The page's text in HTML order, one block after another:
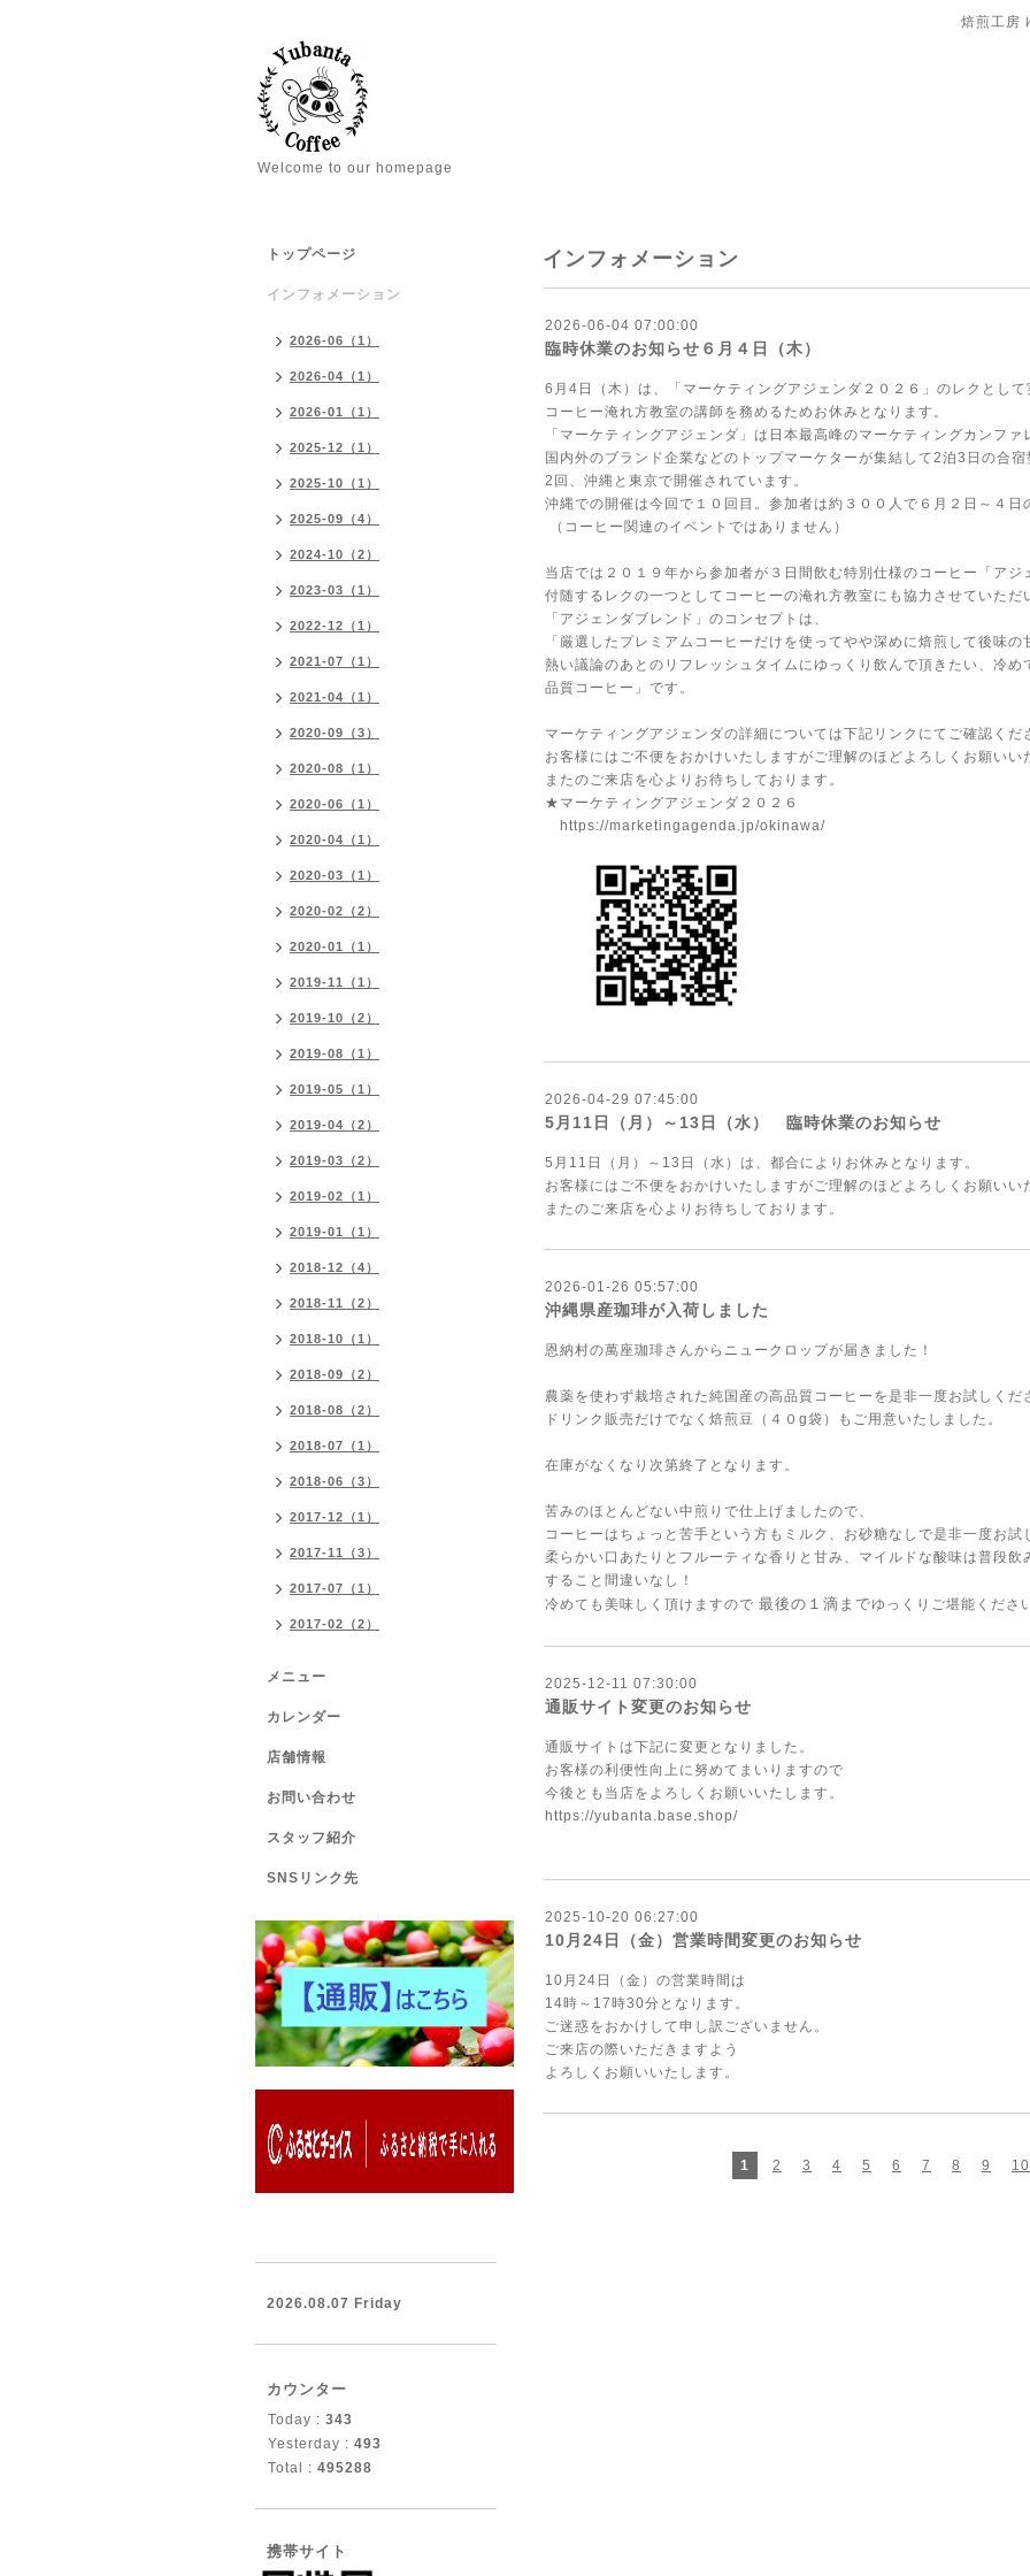
焙煎工房
Welcome to our homepage
インフォメーション
2026-06-04 07:00:00
臨時休業のお知らせ６月４日（木）
6月4日（木）は、「マーケティングアジェンダ２０２６」のレクとして
コーヒー淹れ方教室の講師を務めるためお休みとなります。
「マーケティングアジェンダ」は日本最高峰のマーケティングカンファ
国内外のブランド企業などのトップマーケターが集結して2泊3日の合
2回、沖縄と東京で開催されています。
沖縄での開催は今回で１０回目。参加者は約３００人で６月２日～４日
（コーヒー関連のイベントではありません）
当店では２０１９年から参加者が３日間飲む特別仕様のコーヒー「アジ
付随するレクの一つとしてコーヒーの淹れ方教室にも協力させていただ
「アジェンダブレンド」のコンセプトは、
「厳選したプレミアムコーヒーだけを使ってやや深めに焙煎して後味の
熱い議論のあとのリフレッシュタイムにゆっくり飲んで頂きたい、冷
品質コーヒー」です。
マーケティングアジェンダの詳細については下記リンクにてご確認くだ
お客様にはご不便をおかけいたしますがご理解のほどよろしくお願いい
またのご来店を心よりお待ちしております。
★マーケティングアジェンダ２０２６
https://marketingagenda.jp/okinawa/
2026-04-29 07:45:00
5月11日（月）～13日（水） 臨時休業のお知らせ
5月11日（月）～13日（水）は、都合によりお休みとなります。
お客様にはご不便をおかけいたしますがご理解のほどよろしくお願いい
またのご来店を心よりお待ちしております。
2026-01-26 05:57:00
沖縄県産珈琲が入荷しました
恩納村の萬座珈琲さんからニュークロップが届きました！
農薬を使わず栽培された純国産の高品質コーヒーを是非一度お試しくだ
ドリンク販売だけでなく焙煎豆（４０g袋）もご用意いたしました。
在庫がなくなり次第終了となります。
苦みのほとんどない中煎りで仕上げましたので、
コーヒーはちょっと苦手という方もミルク、お砂糖なしで是非一度お試
柔らかい口あたりとフルーティな香りと甘み、マイルドな酸味は普段飲
すること間違いなし！
冷めても美味しく頂けますので 最後の１滴までゆっくりご堪能くださ
2025-12-11 07:30:00
通販サイト変更のお知らせ
通販サイトは下記に変更となりました。
お客様の利便性向上に努めてまいりますので
今後とも当店をよろしくお願いいたします。
https://yubanta.base.shop/
2025-10-20 06:27:00
10月24日（金）営業時間変更のお知らせ
10月24日（金）の営業時間は
14時～17時30分となります。
ご迷惑をおかけして申し訳ございません。
ご来店の際いただきますよう
よろしくお願いいたします。
1 2 3 4 5 6 7 8 9 10
トップページ
インフォメーション
2026-06（1）
2026-04（1）
2026-01（1）
2025-12（1）
2025-10（1）
2025-09（4）
2024-10（2）
2023-03（1）
2022-12（1）
2021-07（1）
2021-04（1）
2020-09（3）
2020-08（1）
2020-06（1）
2020-04（1）
2020-03（1）
2020-02（2）
2020-01（1）
2019-11（1）
2019-10（2）
2019-08（1）
2019-05（1）
2019-04（2）
2019-03（2）
2019-02（1）
2019-01（1）
2018-12（4）
2018-11（2）
2018-10（1）
2018-09（2）
2018-08（2）
2018-07（1）
2018-06（3）
2017-12（1）
2017-11（3）
2017-07（1）
2017-02（2）
メニュー
カレンダー
店舗情報
お問い合わせ
スタッフ紹介
SNSリンク先
2026.08.07 Friday
カウンター
Today : 343
Yesterday : 493
Total : 495288
携帯サイト